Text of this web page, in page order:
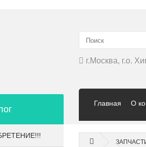
г.Москва, г.о.
Главная О